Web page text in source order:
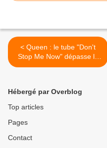
< Queen : le tube "Don't
Stop Me Now" dépasse le
milliard d'écoutes sur
Hébergé par Overblog
Top articles
Pages
Contact